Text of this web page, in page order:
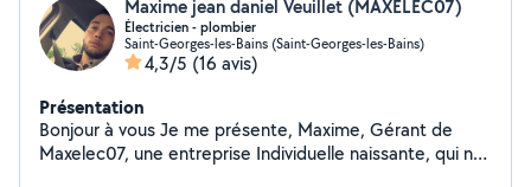
Maxime jean daniel Veuillet (MAXELEC07)
Électricien - plombier
Saint-Georges-les-Bains (Saint-Georges-les-Bains)
4,3/5 (16 avis)
Présentation
Bonjour à vous Je me présente, Maxime, Gérant de
Maxelec07, une entreprise Individuelle naissante, qui ne